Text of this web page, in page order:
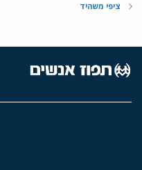
ציפי משהיד